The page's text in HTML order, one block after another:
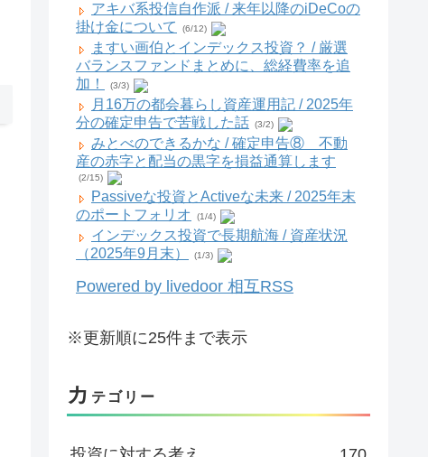
アキバ系投信自作派 / 来年以降のiDeCoの
掛け金について
(6/12)
ますい画伯とインデックス投資？ / 厳選
バランスファンドまとめに、総経費率を追
加！
(3/3)
月16万の都会暮らし資産運用記 / 2025年
分の確定申告で苦戦した話 (3/2)
みとべのできるかな / 確定申告⑧ 不動
産の赤字と配当の黒字を損益通算します
(2/15)
Passiveな投資とActiveな未来 / 2025年末
のポートフォリオ
(1/4)
インデックス投資で長期航海 / 資産状況
（2025年9月末）
(1/3)
Powered by livedoor 相互RSS
※更新順に25件まで表示
カ テゴリー